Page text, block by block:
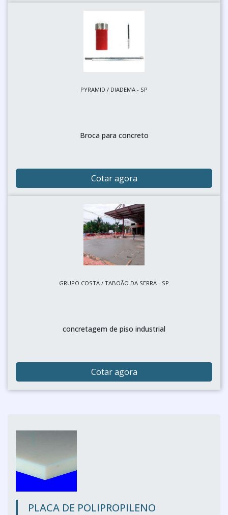
PYRAMID / DIADEMA - SP
Broca para concreto
Cotar agora
GRUPO COSTA / TABOÃO DA SERRA - SP
concretagem de piso industrial
Cotar agora
PLACA DE POLIPROPILENO